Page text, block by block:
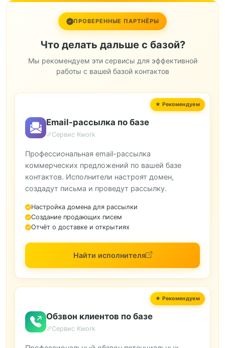
ПРОВЕРЕННЫЕ ПАРТНЁРЫ
Что делать дальше с базой?
Мы рекомендуем эти сервисы для эффективной
работы с вашей базой контактов
Email-рассылка по базе
Сервис Kwork
Профессиональная email-рассылка
коммерческих предложений по вашей базе
контактов. Исполнители настроят домен,
создадут письма и проведут рассылку.
Настройка домена для рассылки
Создание продающих писем
Отчёт о доставке и открытиях
Найти исполнителя
Обзвон клиентов по базе
Сервис Kwork